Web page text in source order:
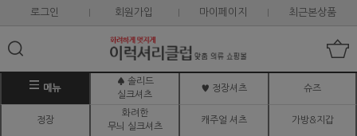
로그인 회원가입 마이페이지 최근본상품
메뉴
♠ 솔리드
실크셔츠
♥ 정장셔츠 슈즈
정장
화려한
무늬 실크셔츠
캐주얼 셔츠 가방&지갑